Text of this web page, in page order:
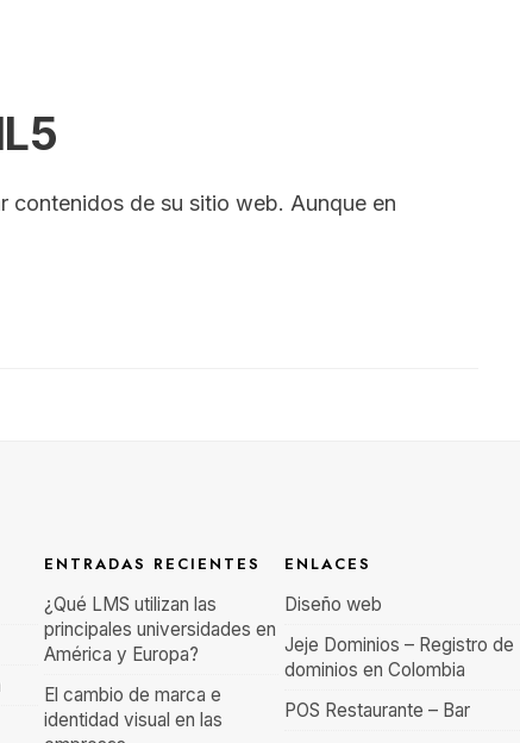
contenidos de su sitio web. Aunque en
ENTRADAS RECIENTES
¿Qué LMS utilizan las
principales universidades en
América y Europa?
El cambio de marca e
identidad visual en las
ENLACES
Diseño web
Jeje Dominios – Registro de
dominios en Colombia
POS Restaurante – Bar